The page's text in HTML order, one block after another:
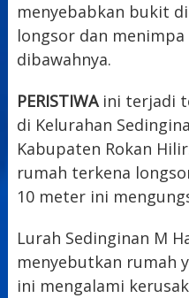
menyebabkan bukit
longsor dan
dibawahnya.
PERISTIWAini terjadi
di Kelurahan
Kabupaten Rokan
rumah terkena
10 meter ini
Lurah Sedinginan M
menyebutkan rumah
ini mengalami